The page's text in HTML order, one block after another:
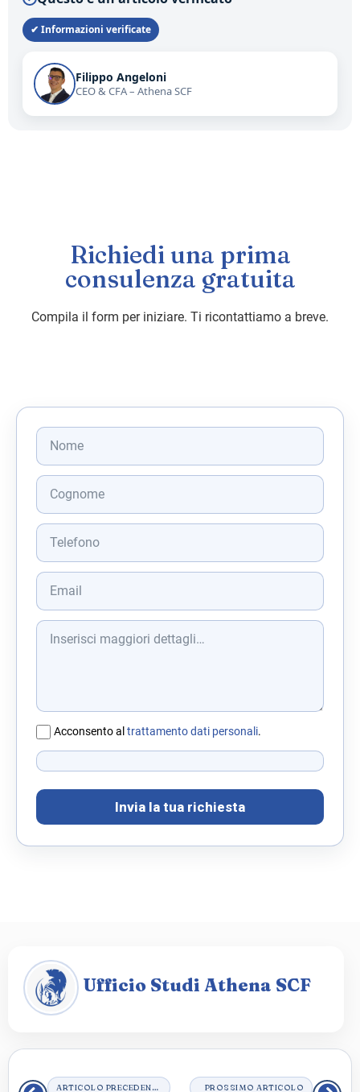
✔ Informazioni verificate
Filippo Angeloni
CEO & CFA – Athena SCF
Richiedi una prima
consulenza gratuita
Compila il form per iniziare. Ti ricontattiamo a breve.
Acconsento al trattamento dati personali.
Invia la tua richiesta
Ufficio Studi Athena SCF
ARTICOLO PRECEDENTE PROSSIMO ARTICOLO